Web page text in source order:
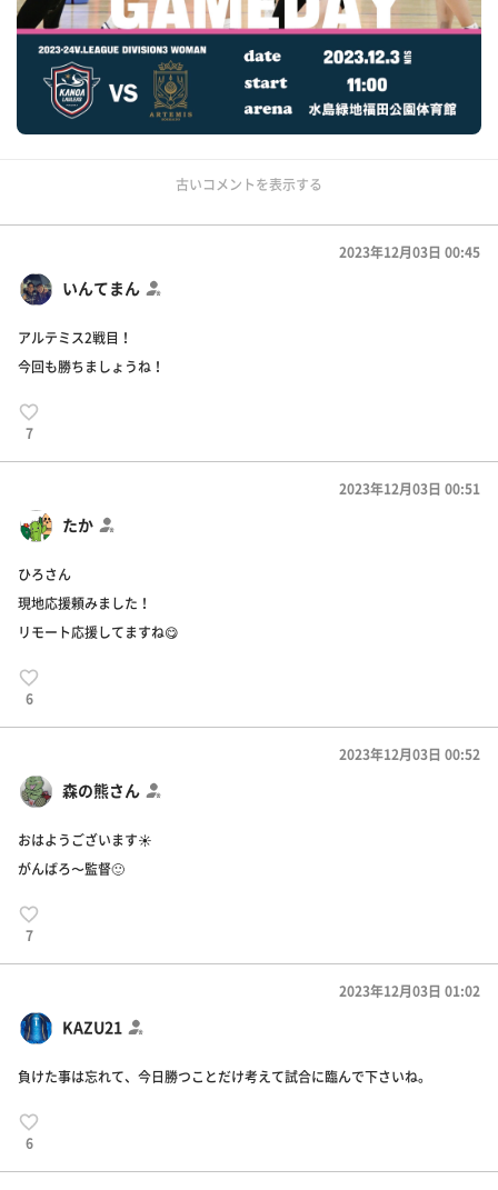
古いコメントを表示する
いんてまん
2023年12月03日 00:45
アルテミス2戦目！
今回も勝ちましょうね！
7
たか
2023年12月03日 00:51
ひろさん
現地応援頼みました！
リモート応援してますね😋
6
森の熊さん
2023年12月03日 00:52
おはようございます☀
がんばろ〜監督🙂
7
KAZU21
2023年12月03日 01:02
負けた事は忘れて、今日勝つことだけ考えて試合に臨んで下さいね。
6